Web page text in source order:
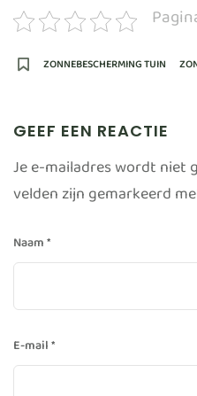
ZONNEBESCHERMING TUIN
GEEF EEN REACTIE
Je e-mailadres wordt niet
velden zijn gemarkeerd
Naam*
E-mail*